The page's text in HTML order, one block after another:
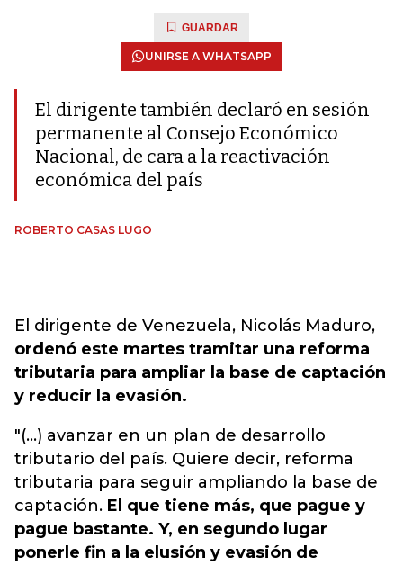
GUARDAR
UNIRSE A WHATSAPP
El dirigente también declaró en sesión
permanente al Consejo Económico
Nacional, de cara a la reactivación
económica del país
ROBERTO CASAS LUGO
El dirigente de Venezuela, Nicolás Maduro,
ordenó este martes tramitar una reforma
tributaria para ampliar la base de captación
y reducir la evasión.
"(...) avanzar en un plan de desarrollo
tributario del país. Quiere decir, reforma
tributaria para seguir ampliando la base de
captación. El que tiene más, que pague y
pague bastante. Y, en segundo lugar
ponerle fin a la elusión y evasión de